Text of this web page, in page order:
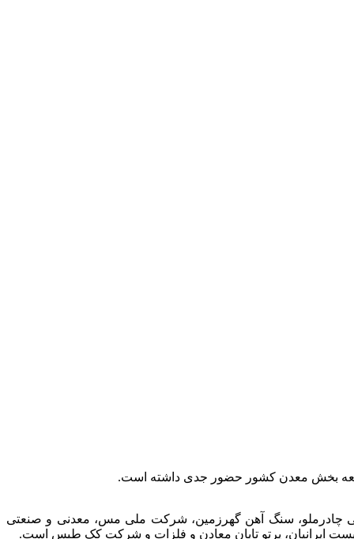
بخش معدن کشور حضور جدی داشته است.
چادرملو، سنگ آهن گهرزمین، شرکت ملی مس، معدنی و صنعتی
ایرانیان، پرتو تابان معادن و فلزات و شرکت کک طبس است.